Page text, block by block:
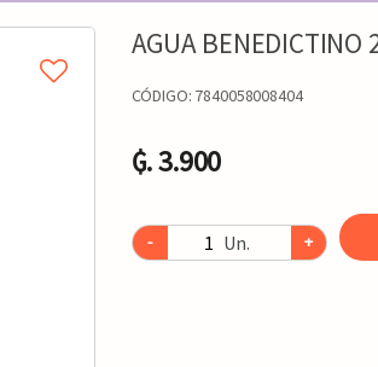
AGUA BENEDICTINO
CÓDIGO: 7840058008404
₲. 3.900
- Un. +